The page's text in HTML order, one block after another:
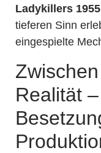
Ladykillers
tieferen Sinn
eingespielte
Realität